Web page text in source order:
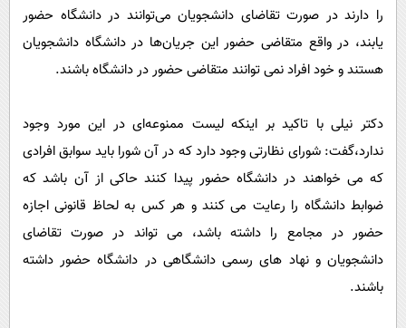
را دارند در صورت تقاضای دانشجویان می‌توانند در دانشگاه حضور
یابند، در واقع متقاضی حضور این جریان‌ها در دانشگاه دانشجویان
هستند و خود افراد نمی توانند متقاضی حضور در دانشگاه باشند.
دکتر نیلی با تاکید بر اینکه لیست ممنوعه‌ای در این مورد وجود
ندارد،گفت: شورای نظارتی وجود دارد که در آن شورا باید سوابق افرادی
که می خواهند در دانشگاه حضور پیدا کنند حاکی از آن باشد که
ضوابط دانشگاه را رعایت می کنند و هر کس به لحاظ قانونی اجازه
حضور در مجامع را داشته باشد، می تواند در صورت تقاضای
دانشجویان و نهاد های رسمی دانشگاهی در دانشگاه حضور داشته
باشند.